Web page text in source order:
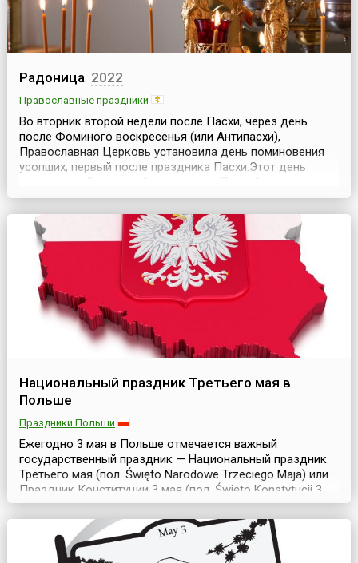
Радоница 2022
Православные праздники
Во вторник второй недели после Пасхи, через день
после Фоминого воскресенья (или Антипасхи),
Православная Церковь установила день поминовения
усопших, первый после праздника Пасхи.Этот день
усопших.В день Радоницы христиане символично
разделяют пасхальную радость о воскресении
Спасителя с членами Церкви, уже оставившими этот мир.
По свидетельству...
Национальный праздник Третьего мая в
Польше
Праздники Польши
Ежегодно 3 мая в Польше отмечается важный
государственный праздник — Национальный праздник
Третьего мая (пол. Święto Narodowe Trzeciego Maja) или
Праздник Конституции 3 мая (пол. Święto Konstytucji 3
Maja), посвященный годовщине принятия конституции
страны 1791 года.Первая польская Конституция — самая
старая в Европе. Она была принята 3 мая 1791 года, на
полгода раньше французской. Согласн...